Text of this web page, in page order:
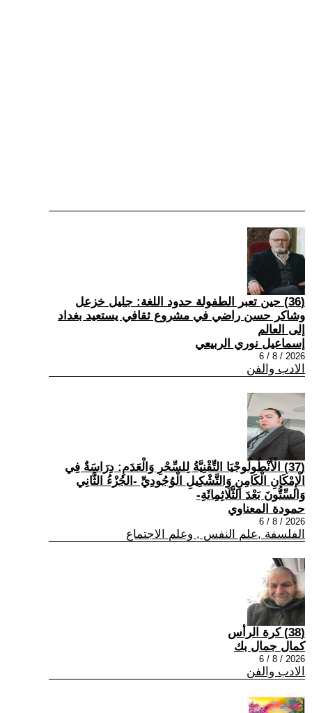
(36) حين تعبر الطفولة حدود اللغة: جليل خزعل
وشاكر حسن راضي في مشروع ثقافي يستعيد بغداد
إلى العالم
إسماعيل نوري الربيعي
2026 / 8 / 6
الادب والفن
(37) الْأَنْطُولُوجْيَا التِّقْنِيَّةُ لِلسِّحْرِ وَالْعَدَمِ: دِرَاسَةٌ فِي
الْإِمْكَانِ الْكَامِنِ وَالتَّشْكِيلِ الْوُجُودِيِّ -الجُزْءُ الثَّانِي
وَالسِّتُّونَ بَعْدَ الثَّلَاثِمِائَةِ-
حمودة المعناوي
2026 / 8 / 6
الفلسفة ,علم النفس , وعلم الاجتماع
(38) كرة الرأس
كمال جمال بك
2026 / 8 / 6
الادب والفن